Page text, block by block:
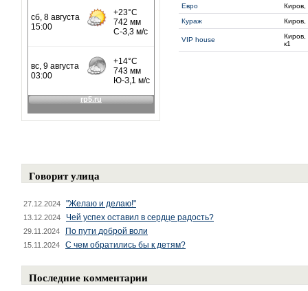
Евро
Кураж
VIP house
Киров,
к1
Говорит улица
27.12.2024 "Желаю и делаю!"
13.12.2024 Чей успех оставил в сердце радость?
29.11.2024 По пути доброй воли
15.11.2024 С чем обратились бы к детям?
Последние комментарии